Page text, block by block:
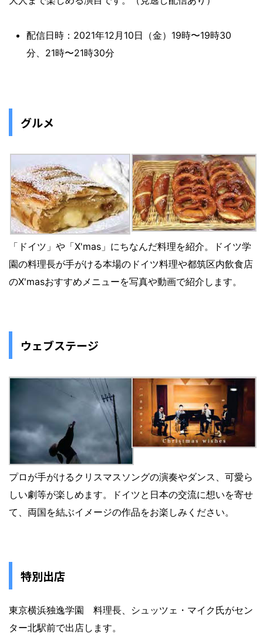
配信日時：2021年12月10日（金）19時〜19時30
分、21時〜21時30分
グルメ
「ドイツ」や「X'mas」にちなんだ料理を紹介。ドイツ学
園の料理長が手がける本場のドイツ料理や都筑区内飲食店
のX'masおすすめメニューを写真や動画で紹介します。
ウェブステージ
プロが手がけるクリスマスソングの演奏やダンス、可愛ら
しい劇等が楽しめます。ドイツと日本の交流に想いを寄せ
て、両国を結ぶイメージの作品をお楽しみください。
特別出店
東京横浜独逸学園 料理長、シュッツェ・マイク氏がセン
ター北駅前で出店します。